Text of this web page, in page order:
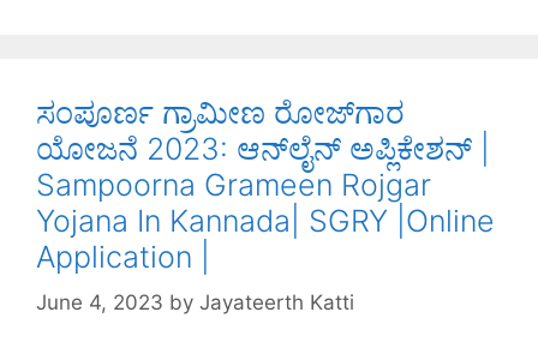
k
ಸಂಪೂರ್ಣ ಗ್ರಾಮೀಣ ರೋಜ್‌ಗಾರ
ಯೋಜನೆ 2023: ಆನ್‌ಲೈನ್ ಅಪ್ಲಿಕೇಶನ್ |
Sampoorna Grameen Rojgar
Yojana In Kannada| SGRY |Online
Application |
June 4, 2023 by Jayateerth Katti